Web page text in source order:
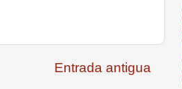
Entrada antigua